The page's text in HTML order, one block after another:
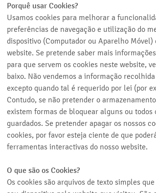
Porquê usar Cookies?
Usamos cookies para melhorar a
preferências de navegação e utilização do
dispositivo (Computador ou Aparelho
website. Se pretende saber mais
para que servem os cookies neste website,
baixo. Não vendemos a informação
excepto quando tal é requerido por lei (por
Contudo, se não pretender o
existem formas de bloquear alguns ou
guardados. Se pretender apagar os nossos
cookies, por favor esteja ciente de que
ferramentas interactivas do nosso website.
O que são os Cookies?
Os cookies são arquivos de texto simples